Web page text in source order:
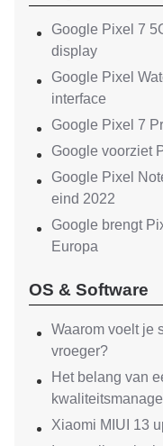
Google Pixel 7
display
Google Pixel
interface
Google Pixel 7
Google voorziet
Google Pixel
eind 2022
Google brengt
Europa
OS & Software
Waarom voelt je
vroeger?
Het belang van
Xiaomi MIUI 13